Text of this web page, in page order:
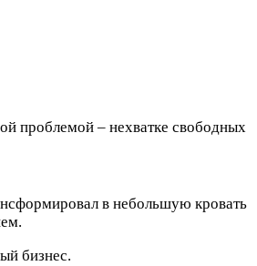
проблемой – нехватке свободных
в небольшую кровать
бизнес.